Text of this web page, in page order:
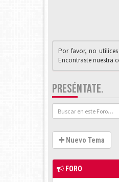
Por favor, no utilices
Encontraste nuestra
PRESÉNTATE.
Nuevo Tema
FORO